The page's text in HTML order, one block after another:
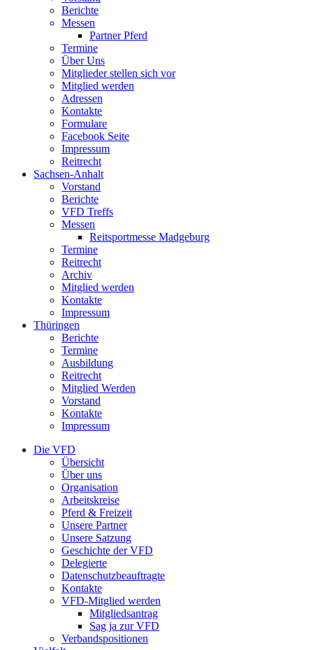
Berichte
Messen
Partner Pferd
Termine
Über Uns
Mitglieder stellen sich vor
Mitglied werden
Adressen
Kontakte
Formulare
Facebook Seite
Impressum
Reitrecht
Sachsen-Anhalt
Vorstand
Berichte
VFD Treffs
Messen
Reitsportmesse Madgeburg
Termine
Reitrecht
Archiv
Mitglied werden
Kontakte
Impressum
Thüringen
Berichte
Termine
Ausbildung
Reitrecht
Mitglied Werden
Vorstand
Kontakte
Impressum
Die VFD
Übersicht
Über uns
Organisation
Arbeitskreise
Pferd & Freizeit
Unsere Partner
Unsere Satzung
Geschichte der VFD
Delegierte
Datenschutzbeauftragte
Kontakte
VFD-Mitglied werden
Mitgliedsantrag
Sag ja zur VFD
Verbandspositionen